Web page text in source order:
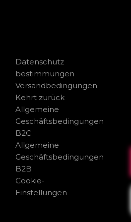
Datenschutz
bestimmungen
Versandbedingungen
Kehrt zurück
Allgemeine
Geschäftsbedingungen
B2C
Allgemeine
Geschäftsbedingungen
B2B
Cookie-
Einstellungen